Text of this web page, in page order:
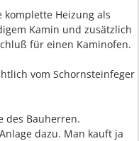
komplette Heizung als
Kamin und zusätzlich
für einen Kaminofen.
vom Schornsteinfeger
des Bauherren.
dazu. Man kauft ja